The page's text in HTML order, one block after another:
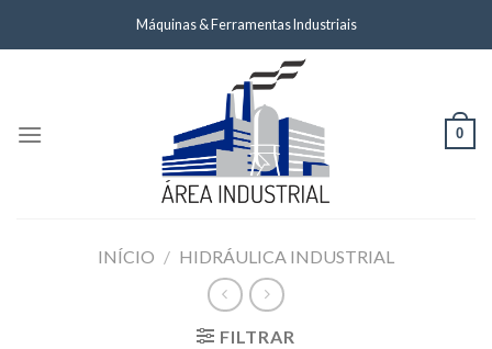
Máquinas & Ferramentas Industriais
0
INÍCIO / HIDRÁULICA INDUSTRIAL
FILTRAR